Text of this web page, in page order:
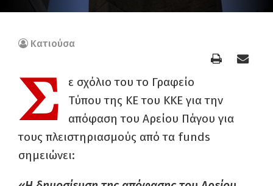
Κατιούσα
Σ
ε σχόλιο του το Γραφείο
Τύπου της ΚΕ του ΚΚΕ για την
απόφαση του Αρείου Πάγου για
τους πλειστηριασμούς από τα funds
σημειώνει: